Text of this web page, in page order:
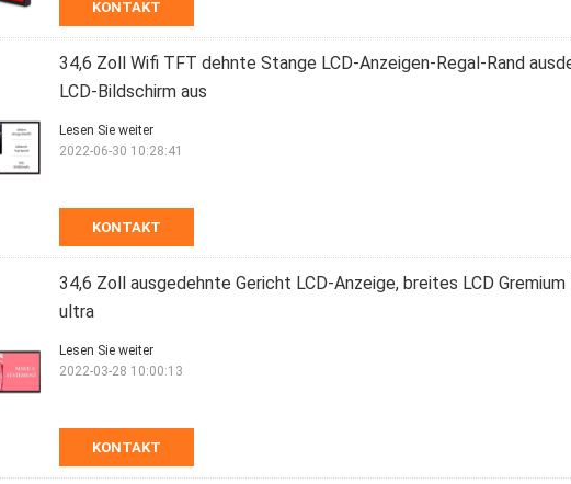
KONTAKT
34,6 Zoll Wifi TFT dehnte Stange LCD-Anzeigen-Regal-Rand
LCD-Bildschirm aus
KONTAKT
Lesen Sie weiter
2022-06-30 10:28:41
34,6 Zoll ausgedehnte Gericht LCD-Anzeige, breites LCD
ultra
KONTAKT
Lesen Sie weiter
2022-03-28 10:00:13